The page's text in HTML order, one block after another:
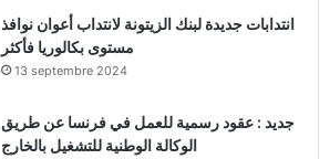
انتدابات جديدة لبنك الزيتونة لانتداب أعوان نوافذ
مستوى بكالوريا فأكثر
13 septembre 2024
جديد : عقود رسمية للعمل في فرنسا عن طريق
الوكالة الوطنية للتشغيل بالخارج